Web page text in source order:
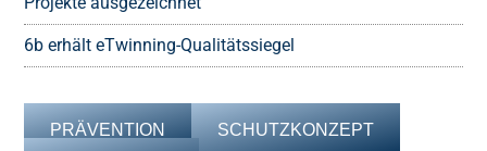
6b erhält eTwinning-Qualitätssiegel
PRÄVENTION
SCHUTZKONZEPT